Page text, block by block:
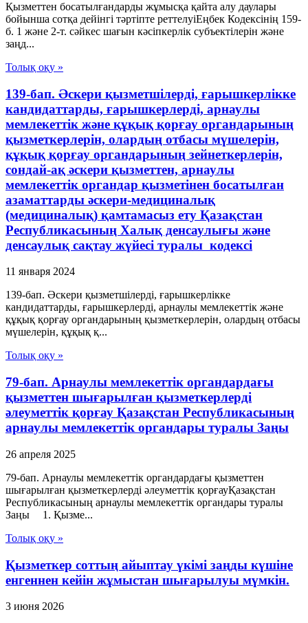
Қызметтен босатылғандарды жұмысқа қайта алу даулары
бойынша сотқа дейінгі тәртіпте реттелуіЕңбек Кодексінің 159-
б. 1 және 2-т. сәйкес шағын кәсіпкерлік субъектілерін және
заңд...
Толық оқу »
139-бап. Әскери қызметшілерді, ғарышкерлікке
кандидаттарды, ғарышкерлерді, арнаулы
мемлекеттік және құқық қорғау органдарының
қызметкерлерін, олардың отбасы мүшелерін,
құқық қорғау органдарының зейнеткерлерін,
сондай-ақ әскери қызметтен, арнаулы
мемлекеттік органдар қызметінен босатылған
азаматтарды әскери-медициналық
(медициналық) қамтамасыз ету Қазақстан
Республикасының Халық денсаулығы және
денсаулық сақтау жүйесі туралы кодексі
11 января 2024
139-бап. Әскери қызметшілерді, ғарышкерлікке
кандидаттарды, ғарышкерлерді, арнаулы мемлекеттік және
құқық қорғау органдарының қызметкерлерін, олардың отбасы
мүшелерін, құқық қ...
Толық оқу »
79-бап. Арнаулы мемлекеттік органдардағы
қызметтен шығарылған қызметкерлерді
әлеуметтік қорғау Қазақстан Республикасының
арнаулы мемлекеттік органдары туралы Заңы
26 апреля 2025
79-бап. Арнаулы мемлекеттік органдардағы қызметтен
шығарылған қызметкерлерді әлеуметтік қорғауҚазақстан
Республикасының арнаулы мемлекеттік органдары туралы
Заңы 1. Қызме...
Толық оқу »
Қызметкер соттың айыптау үкімі заңды күшіне
енгеннен кейін жұмыстан шығарылуы мүмкін.
3 июня 2026